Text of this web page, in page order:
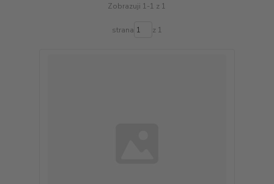
Zobrazuji 1-1 z 1
strana z 1